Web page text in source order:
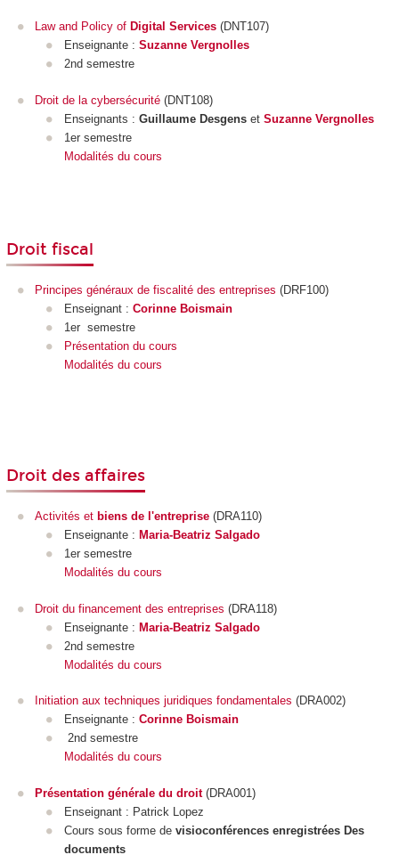
Law and Policy of Digital Services (DNT107)
Enseignante : Suzanne Vergnolles
2nd semestre
Droit de la cybersécurité (DNT108)
Enseignants : Guillaume Desgens et Suzanne Vergnolles
1er semestre
Modalités du cours
Droit fiscal
Principes généraux de fiscalité des entreprises (DRF100)
Enseignant : Corinne Boismain
1er semestre
Présentation du cours
Modalités du cours
Droit des affaires
Activités et biens de l'entreprise (DRA110)
Enseignante : Maria-Beatriz Salgado
1er semestre
Modalités du cours
Droit du financement des entreprises (DRA118)
Enseignante : Maria-Beatriz Salgado
2nd semestre
Modalités du cours
Initiation aux techniques juridiques fondamentales (DRA002)
Enseignante : Corinne Boismain
2nd semestre
Modalités du cours
Présentation générale du droit(DRA001)
Enseignant : Patrick Lopez
Cours sous forme de visioconférences enregistrées Des
documents